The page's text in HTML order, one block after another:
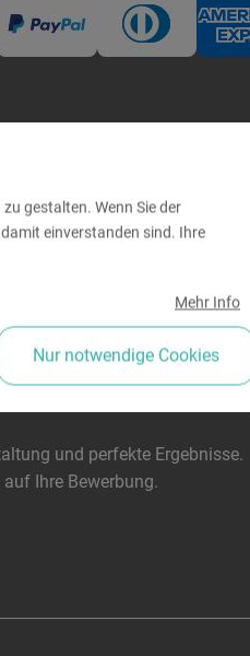
und perfekte Ergebnisse.
Ihre Bewerbung.
gestalten. Wenn Sie der
einverstanden sind. Ihre
Mehr Info
Nur notwendige Cookies